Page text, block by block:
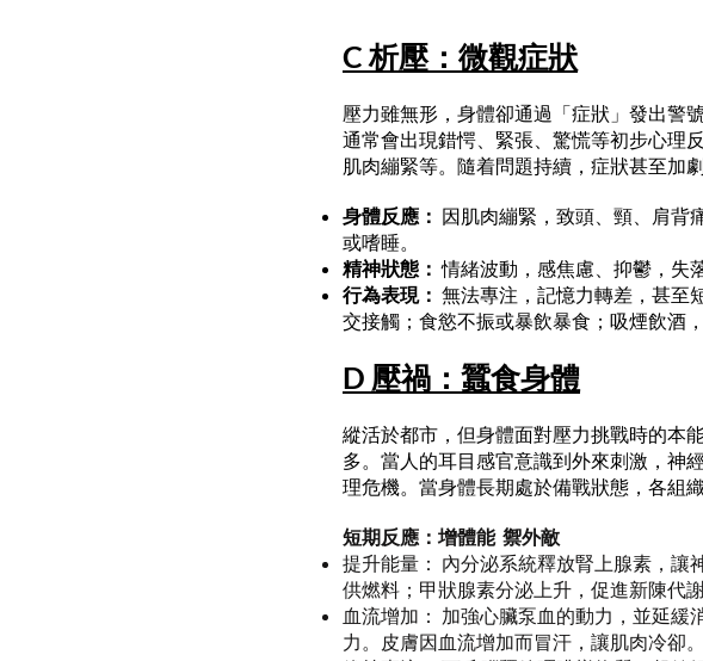
C 析壓：微觀症狀
壓力雖無形，身體卻通過「症狀」發出警
通常會出現錯愕、緊張、驚慌等初步心理
肌肉繃緊等。 隨着問題持續，症狀甚至加劇
身體反應： 因肌肉繃緊，致頭、頸、肩背
或嗜睡。
精神狀態：情緒波動，感焦慮、抑鬱，失
行為表現： 無法專注，記憶力轉差，甚至
交接觸；食慾不振或暴飲暴食；吸煙飲酒
D 壓禍：蠶食身體
縱活於都市，但身體面對壓力挑戰時的本
多。當人的耳目感官意識到外來刺激，神
理危機。當身體長期處於備戰狀態，各組織
短期反應：增體能 禦外敵
提升能量： 內分泌系統釋放腎上腺素，讓
供燃料；甲狀腺素分泌上升，促進新陳代
血流增加： 加強心臟泵血的動力，並延
力。皮膚因血流增加而冒汗，讓肌肉冷卻